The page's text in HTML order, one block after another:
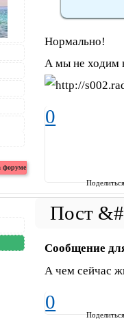
Нормально!
А мы не ходим
0
Сообщение
А чем сейчас
0